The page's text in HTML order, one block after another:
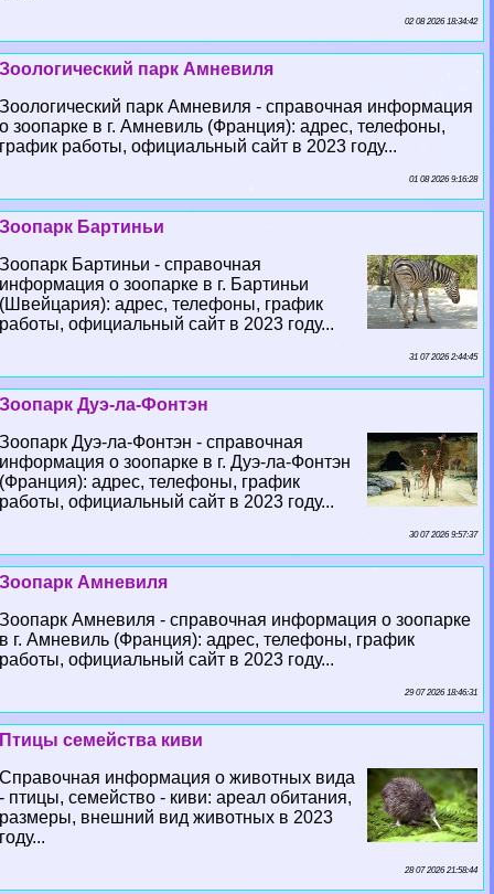
02 08 2026 18:34:42
Зоологический парк Амневиля
Зоологический парк Амневиля - справочная информация
о зоопарке в г. Амневиль (Франция): адрес, телефоны,
график работы, официальный сайт в 2023 году...
01 08 2026 9:16:28
Зоопарк Бартиньи
Зоопарк Бартиньи - справочная
информация о зоопарке в г. Бартиньи
(Швейцария): адрес, телефоны, график
работы, официальный сайт в 2023 году...
31 07 2026 2:44:45
Зоопарк Дуэ-ла-Фонтэн
Зоопарк Дуэ-ла-Фонтэн - справочная
информация о зоопарке в г. Дуэ-ла-Фонтэн
(Франция): адрес, телефоны, график
работы, официальный сайт в 2023 году...
30 07 2026 9:57:37
Зоопарк Амневиля
Зоопарк Амневиля - справочная информация о зоопарке
в г. Амневиль (Франция): адрес, телефоны, график
работы, официальный сайт в 2023 году...
29 07 2026 18:46:31
Птицы семейства киви
Справочная информация о животных вида
- птицы, семейство - киви: ареал обитания,
размеры, внешний вид животных в 2023
году...
28 07 2026 21:58:44